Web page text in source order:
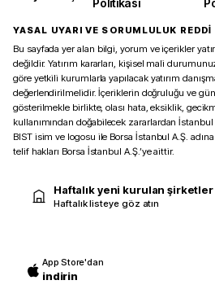
Politikası
YASAL UYARI VE SORUMLULUK REDDİ
Bu sayfada yer alan bilgi, yorum ve içerikler
değildir. Yatırım kararları, kişisel mali
göre yetkili kurumlarla yapılacak yatırım
değerlendirilmelidir. İçeriklerin doğruluğu ve
gösterilmekle birlikte, olası hata, eksiklik,
kullanımından doğabilecek zararlardan
BIST isim ve logosu ile Borsa İstanbul A.Ş.
telif hakları Borsa İstanbul A.Ş.’ye aittir.
Haftalık yeni kurulan şirketler
Haftalık listeye göz atın
App Store'dan
indirin